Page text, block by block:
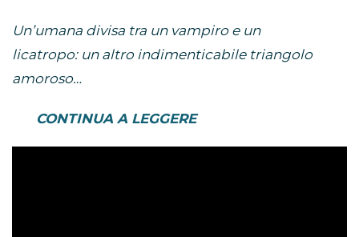
Un’umana divisa tra un vampiro e un
licatropo: un altro indimenticabile triangolo
amoroso…
CONTINUA A LEGGERE